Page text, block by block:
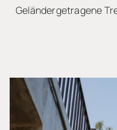
Geländergetragene